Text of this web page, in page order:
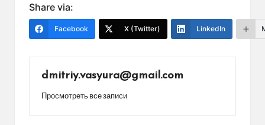
Share via:
Facebook X (Twitter) LinkedIn
dmitriy.vasyura@gmail.com
Просмотреть все записи